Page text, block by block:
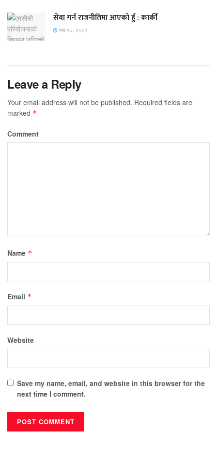
सेवा गर्न राजनीतिमा आएको हुँ : कार्की
माघ १८, २०८२
Leave a Reply
Your email address will not be published. Required fields are
marked *
Comment
Name *
Email *
Website
Save my name, email, and website in this browser for the
next time I comment.